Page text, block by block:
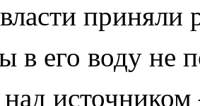
приняли
в его воду не